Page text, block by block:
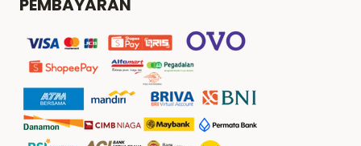
78
EPISODE
1
PEMBAYARAN